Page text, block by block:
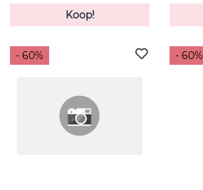
Koop!
- 60% - 60%